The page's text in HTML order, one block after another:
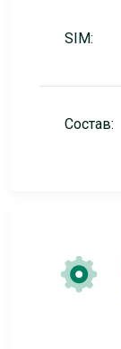
SIM:
Состав: